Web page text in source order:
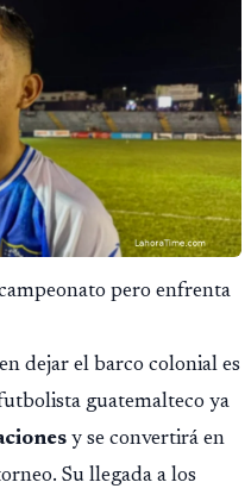
pero enfrenta
dejar el barco colonial es
guatemalteco ya
y se convertirá en
Su llegada a los